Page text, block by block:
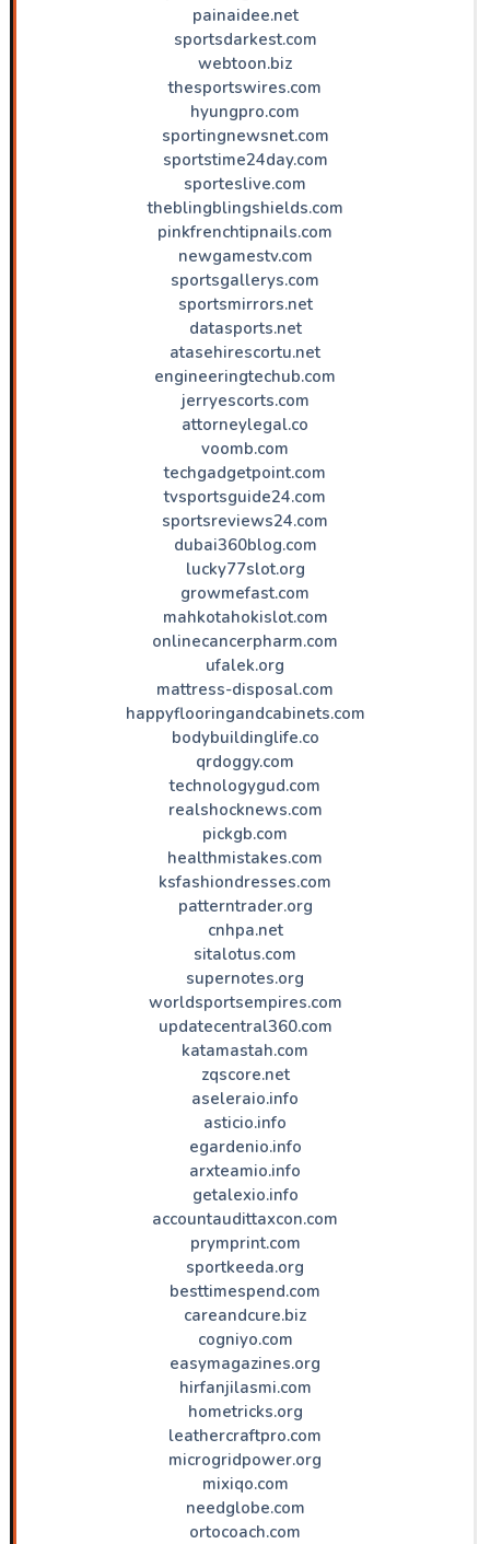
painaidee.net
sportsdarkest.com
webtoon.biz
thesportswires.com
hyungpro.com
sportingnewsnet.com
sportstime24day.com
sporteslive.com
theblingblingshields.com
pinkfrenchtipnails.com
newgamestv.com
sportsgallerys.com
sportsmirrors.net
datasports.net
atasehirescortu.net
engineeringtechub.com
jerryescorts.com
attorneylegal.co
voomb.com
techgadgetpoint.com
tvsportsguide24.com
sportsreviews24.com
dubai360blog.com
lucky77slot.org
growmefast.com
mahkotahokislot.com
onlinecancerpharm.com
ufalek.org
mattress-disposal.com
happyflooringandcabinets.com
bodybuildinglife.co
qrdoggy.com
technologygud.com
realshocknews.com
pickgb.com
healthmistakes.com
ksfashiondresses.com
patterntrader.org
cnhpa.net
sitalotus.com
supernotes.org
worldsportsempires.com
updatecentral360.com
katamastah.com
zqscore.net
aseleraio.info
asticio.info
egardenio.info
arxteamio.info
getalexio.info
accountaudittaxcon.com
prymprint.com
sportkeeda.org
besttimespend.com
careandcure.biz
cogniyo.com
easymagazines.org
hirfanjilasmi.com
hometricks.org
leathercraftpro.com
microgridpower.org
mixiqo.com
needglobe.com
ortocoach.com